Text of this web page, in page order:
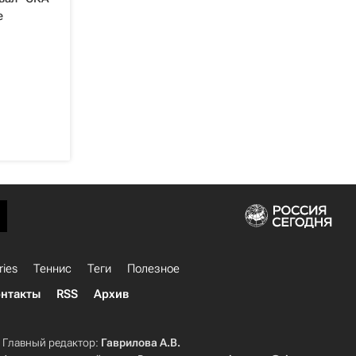
Теннис Теги
Полезное
RSS Архив
Главный редактор: Гаврилова А.В.